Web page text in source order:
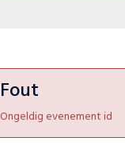
Fout
Ongeldig evenement id